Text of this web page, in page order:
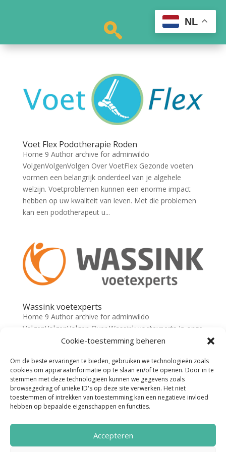
Cookie-toestemming beheren
Om de beste ervaringen te bieden, gebruiken we technologieën zoals
cookies om apparaatinformatie op te slaan en/of te openen. Door in te
stemmen met deze technologieën kunnen we gegevens zoals
browsegedrag of unieke ID's op deze site verwerken. Het niet
toestemmen of intrekken van toestemming kan een negatieve invloed
hebben op bepaalde eigenschappen en functies.
Accepteren
Voet Flex Podotherapie Roden
Home 9 Author archive for adminwildo
VolgenVolgenVolgen Over VoetFlex Gezonde voeten
vormen een belangrijk onderdeel van je algehele
welzijn. Voetproblemen kunnen een enorme impact
hebben op uw kwaliteit van leven. Met die problemen
kan een podotherapeut u...
Wassink voetexperts
Home 9 Author archive for adminwildo
VolgenVolgenVolgen Over Wassink voetexperts In onze
praktijken worden personen behandeld met
bewegingssysteem, die voortvloeien uit een afwijkend
functioneren en/of afwijkende...
NL